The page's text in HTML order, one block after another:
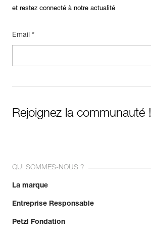
et restez connecté à notre actualité
Email *
Rejoignez la communauté !
QUI SOMMES-NOUS ?
La marque
Entreprise Responsable
Petzl Fondation